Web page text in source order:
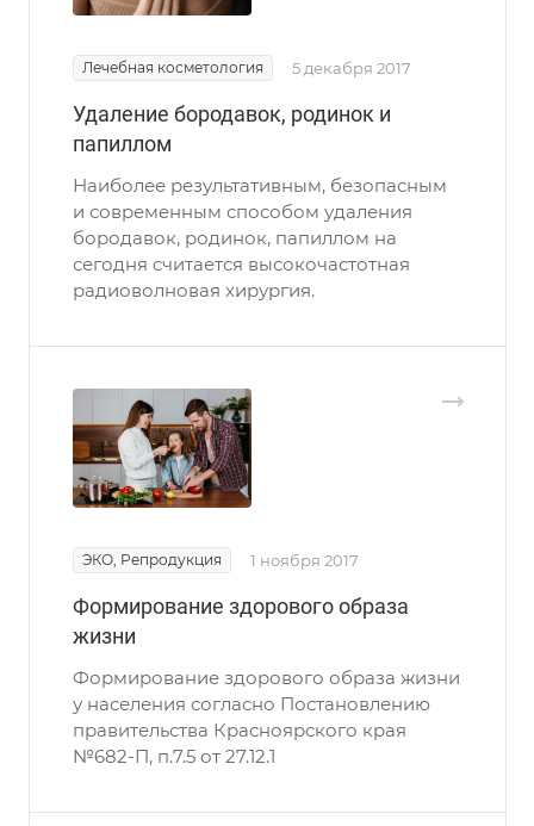
Лечебная косметология 5 декабря 2017
Удаление бородавок, родинок и
папиллом
Наиболее результативным, безопасным
и современным способом удаления
бородавок, родинок, папиллом на
сегодня считается высокочастотная
радиоволновая хирургия.
ЭКО, Репродукция 1 ноября 2017
Формирование здорового образа
жизни
Формирование здорового образа жизни
у населения согласно Постановлению
правительства Красноярского края
№682-П, п.7.5 от 27.12.1